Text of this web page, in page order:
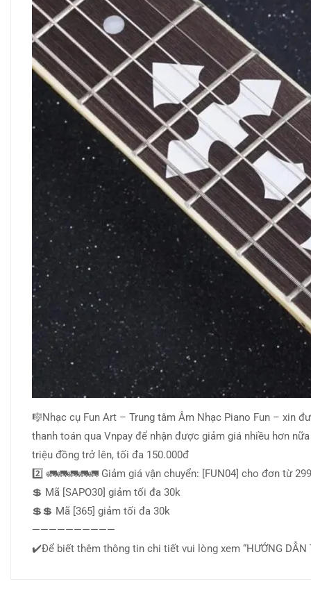
🎼Nhạc cụ Fun Art – Trung tâm Âm Nhạc Piano Fun – xin
thanh toán qua Vnpay để nhận được giảm giá nhiều hơn
triệu đồng trở lên, tối đa 150.000đ
2️⃣ 🚛🚛🚛🚛🚛 Giảm giá vận chuyển: [FUN04] cho đơn từ
💲 Mã [SAPO30] giảm tối đa 30k
💲💲 Mã [365] giảm tối đa 30k
——————————
✔️Để biết thêm thông tin chi tiết vui lòng xem “HƯỚNG DẪN